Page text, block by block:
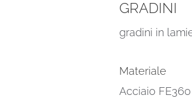
GRADINI
gradini in
Materiale
Acciaio FE360